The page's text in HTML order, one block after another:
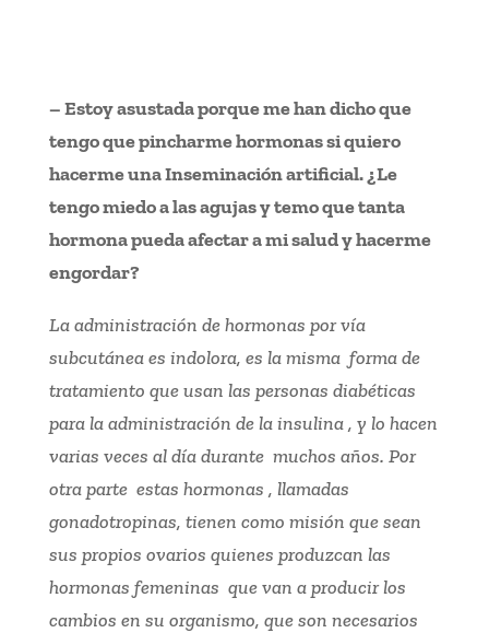
– Estoy asustada porque me han dicho que
tengo que pincharme hormonas si quiero
hacerme una Inseminación artificial. ¿Le
tengo miedo a las agujas y temo que tanta
hormona pueda afectar a mi salud y hacerme
engordar?
La administración de hormonas por vía
subcutánea es indolora, es la misma forma de
tratamiento que usan las personas diabéticas
para la administración de la insulina , y lo hacen
varias veces al día durante muchos años. Por
otra parte estas hormonas , llamadas
gonadotropinas, tienen como misión que sean
sus propios ovarios quienes produzcan las
hormonas femeninas que van a producir los
cambios en su organismo, que son necesarios